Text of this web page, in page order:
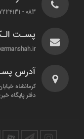
083 - 37224131
پسـت
آدرس
دفتر پایگاه